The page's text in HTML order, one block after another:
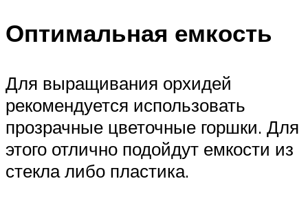
Оптимальная емкость
Для выращивания орхидей
рекомендуется использовать
прозрачные цветочные горшки. Для
этого отлично подойдут емкости из
стекла либо пластика.